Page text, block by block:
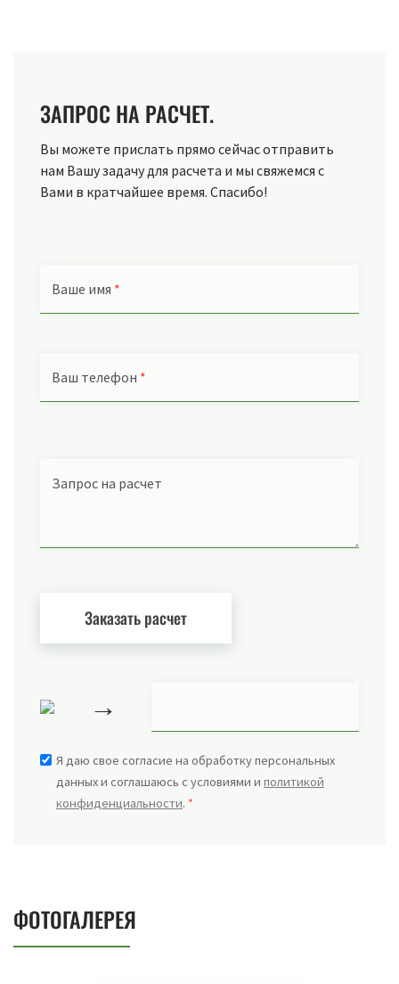
ЗАПРОС НА РАСЧЕТ.
Вы можете прислать прямо сейчас отправить
нам Вашу задачу для расчета и мы свяжемся с
Вами в кратчайшее время. Спасибо!
Ваше имя *
Ваш телефон *
Запрос на расчет
→
Я даю свое согласие на обработку персональных
данных и соглашаюсь с условиями и политикой
конфиденциальности. *
ФОТОГАЛЕРЕЯ